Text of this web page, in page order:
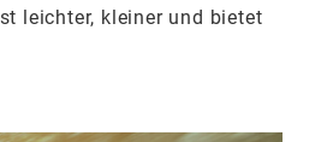
leichter, kleiner und bietet